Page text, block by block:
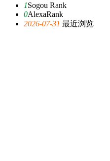
1Sogou Rank
0AlexaRank
2026-07-31 最近浏览